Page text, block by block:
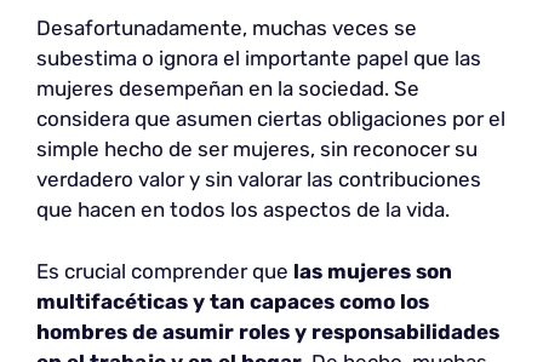
Desafortunadamente, muchas veces se
subestima o ignora el importante papel que las
mujeres desempeñan en la sociedad. Se
considera que asumen ciertas obligaciones por el
simple hecho de ser mujeres, sin reconocer su
verdadero valor y sin valorar las contribuciones
que hacen en todos los aspectos de la vida.
Es crucial comprender que las mujeres son
multifacéticas y tan capaces como los
hombres de asumir roles y responsabilidades